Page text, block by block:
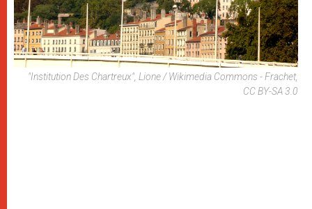
"Institution Des Chartreux", Lione / Wikimedia Commons - Frachet,
CC BY-SA 3.0